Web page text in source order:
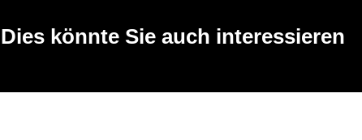
Dies könnte Sie auch interessieren